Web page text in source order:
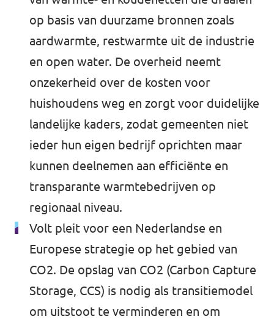
op basis van duurzame bronnen zoals
aardwarmte, restwarmte uit de industrie
en open water. De overheid neemt
onzekerheid over de kosten voor
huishoudens weg en zorgt voor duidelijke
landelijke kaders, zodat gemeenten niet
ieder hun eigen bedrijf oprichten maar
kunnen deelnemen aan efficiënte en
transparante warmtebedrijven op
regionaal niveau.
Volt pleit voor een Nederlandse en
Europese strategie op het gebied van
CO2. De opslag van CO2 (Carbon Capture
Storage, CCS) is nodig als transitiemodel
om uitstoot te verminderen en om